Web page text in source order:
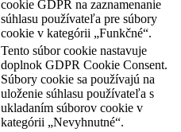
cookie GDPR na zaznamenanie
súhlasu používateľa pre súbory
cookie v kategórii „Funkčné“.
Tento súbor cookie nastavuje
doplnok GDPR Cookie Consent.
Súbory cookie sa používajú na
uloženie súhlasu používateľa s
ukladaním súborov cookie v
kategórii „Nevyhnutné“.